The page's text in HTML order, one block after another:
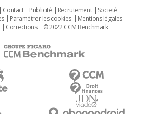
Contact Publicité Recrutement
Societé
Paramétrer les cookies
Mentions légales
Corrections © 2022 CCM Benchmark